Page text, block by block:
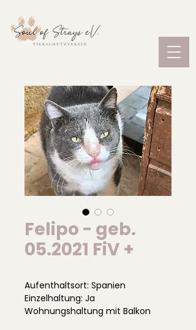
Felipo - geb.
05.2021 FiV +
Aufenthaltsort: Spanien
Einzelhaltung: Ja
Wohnungshaltung mit Balkon